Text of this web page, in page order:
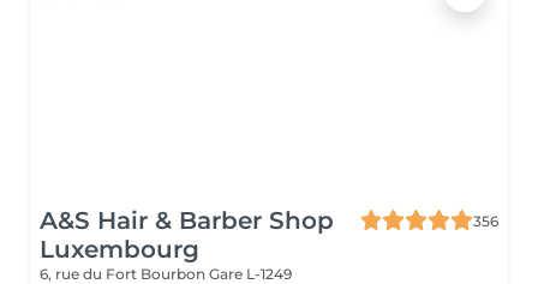
A&S Hair & Barber Shop
Luxembourg
356
6, rue du Fort Bourbon Gare L-1249